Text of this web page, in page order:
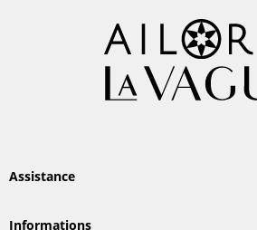
Assistance
Informations